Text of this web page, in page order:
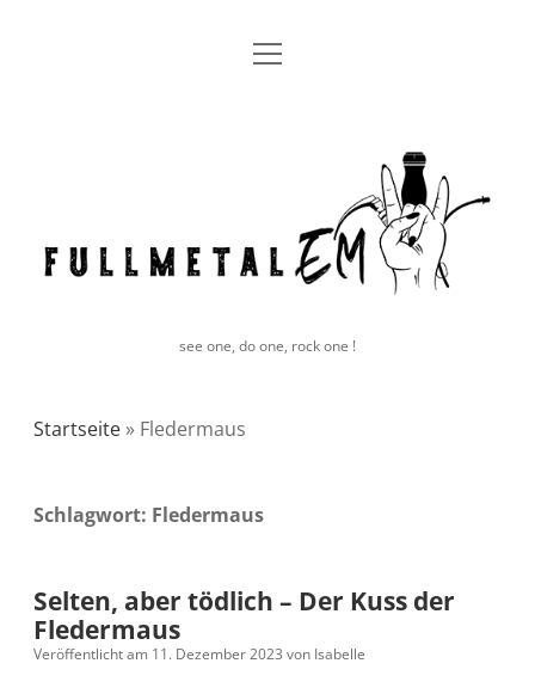
Blog
Menü
see one, do one, rock one !
Startseite » Fledermaus
Schlagwort: Fledermaus
Selten, aber tödlich – Der Kuss der
Fledermaus
Veröffentlicht am 11. Dezember 2023 von Isabelle